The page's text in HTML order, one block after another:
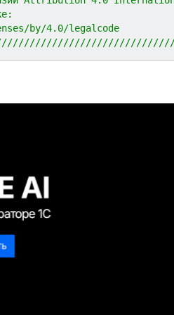
by/4.0/legalcode